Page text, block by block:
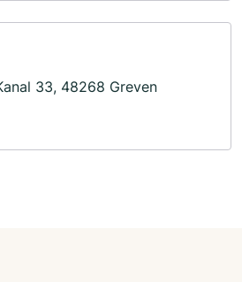
33, 48268 Greven